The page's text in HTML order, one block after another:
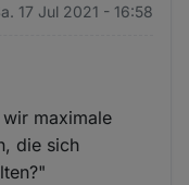
17 Jul 2021 - 16:58
maximale
die sich